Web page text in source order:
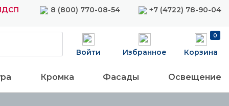
8 (800) 770-08-54 +7 (4722) 78-90-04
Войти Избранное
0
Корзина
Кромка Фасады Освещение